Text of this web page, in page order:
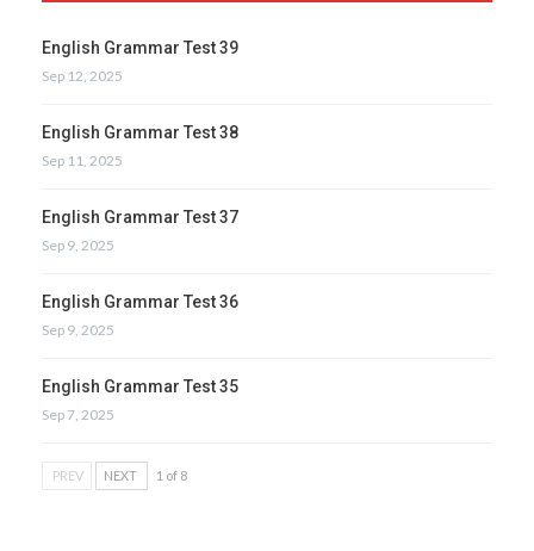
English Grammar Test 39
Sep 12, 2025
English Grammar Test 38
Sep 11, 2025
English Grammar Test 37
Sep 9, 2025
English Grammar Test 36
Sep 9, 2025
English Grammar Test 35
Sep 7, 2025
PREV NEXT 1 of 8